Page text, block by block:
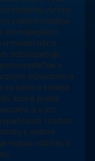
vlastnej výroby
vašom bazéne.
na najlepších
a moderných
zabezpečujú
porovnateľné s
pôvodom a
sa sami o kvalite
ktoré prešli
a o ich
Urobte
s našimi
našou vášňou a